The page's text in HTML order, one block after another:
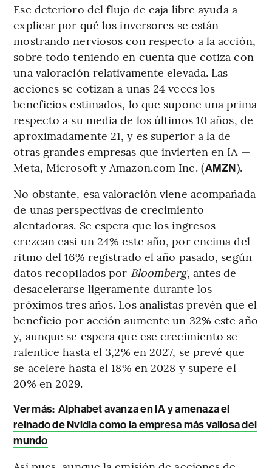
Ese deterioro del flujo de caja libre ayuda a
explicar por qué los inversores se están
mostrando nerviosos con respecto a la acción,
sobre todo teniendo en cuenta que cotiza con
una valoración relativamente elevada. Las
acciones se cotizan a unas 24 veces los
beneficios estimados, lo que supone una prima
respecto a su media de los últimos 10 años, de
aproximadamente 21, y es superior a la de
otras grandes empresas que invierten en IA —
Meta, Microsoft y Amazon.com Inc. (AMZN).
No obstante, esa valoración viene acompañada
de unas perspectivas de crecimiento
alentadoras. Se espera que los ingresos
crezcan casi un 24% este año, por encima del
ritmo del 16% registrado el año pasado, según
datos recopilados por Bloomberg, antes de
desacelerarse ligeramente durante los
próximos tres años. Los analistas prevén que el
beneficio por acción aumente un 32% este año
y, aunque se espera que ese crecimiento se
ralentice hasta el 3,2% en 2027, se prevé que
se acelere hasta el 18% en 2028 y supere el
20% en 2029.
Ver más: Alphabet avanza en IA y amenaza el
reinado de Nvidia como la empresa más valiosa del
mundo